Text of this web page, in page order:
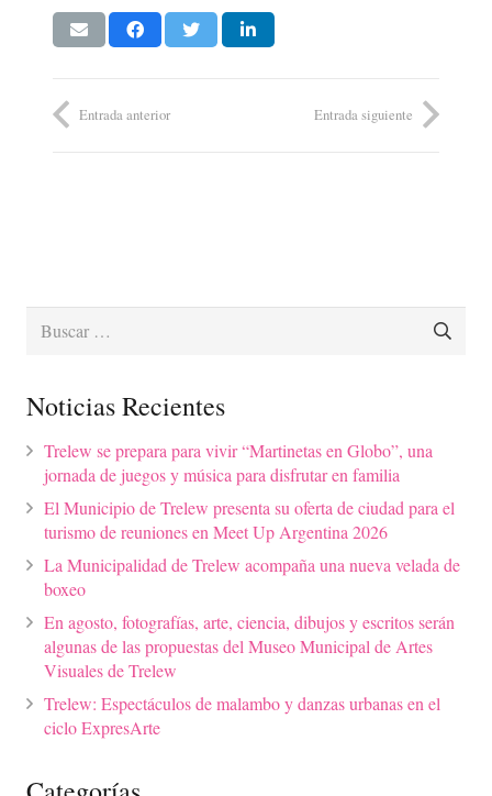
Entrada anterior Entrada siguiente
Buscar:
Noticias Recientes
Trelew se prepara para vivir “Martinetas en Globo”, una
jornada de juegos y música para disfrutar en familia
El Municipio de Trelew presenta su oferta de ciudad para el
turismo de reuniones en Meet Up Argentina 2026
La Municipalidad de Trelew acompaña una nueva velada de
boxeo
En agosto, fotografías, arte, ciencia, dibujos y escritos serán
algunas de las propuestas del Museo Municipal de Artes
Visuales de Trelew
Trelew: Espectáculos de malambo y danzas urbanas en el
ciclo ExpresArte